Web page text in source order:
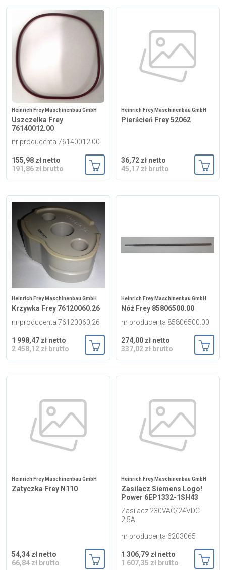
EFA: Historia i oferta
urządzeń dla przetwórstwa
Heinrich Frey Maschinenbau GmbH
Uszczelka Frey
76140012.00
nr producenta 76140012.00
155,98 zł netto
191,86 zł brutto
Dodaj do koszyka
Heinrich Frey Maschinenbau GmbH
Pierścień Frey 52062
36,72 zł netto
45,17 zł brutto
Heinrich Frey Maschinenbau GmbH
Krzywka Frey 76120060.26
nr producenta 76120060.26
1 998,47 zł netto
2 458,12 zł brutto
Dodaj do koszyka
Heinrich Frey Maschinenbau GmbH
Nóż Frey 85806500.00
nr producenta 85806500.00
274,00 zł netto
337,02 zł brutto
Heinrich Frey Maschinenbau GmbH
Zatyczka Frey N110
54,34 zł netto
66,84 zł brutto
Heinrich Frey Maschinenbau GmbH
Zasilacz Siemens Logo!
Power 6EP1332-1SH43
Zasilacz 230VAC/24VDC
2,5A
nr producenta 6203065
1 306,79 zł netto
1 607,35 zł brutto